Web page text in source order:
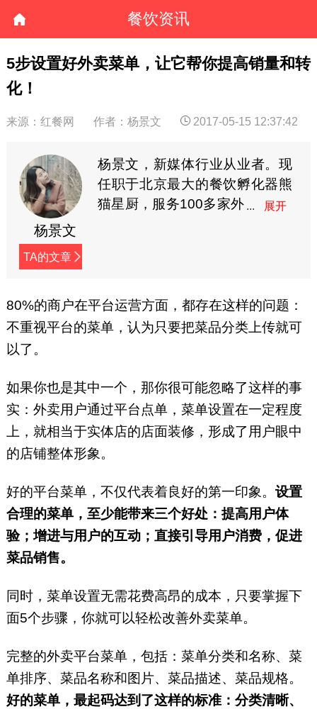
餐饮资讯
5步设置好外卖菜单，让它帮你提高销量和转
化！
来源：红餐网 作者：杨景文 2017-05-15 12:37:42
杨景文
TA的文章
杨景文，新媒体行业从业者。现
任职于北京最大的餐饮孵化器熊
猫星厨，服务100多家外
15238793376）
80%的商户在平台运营方面，都存在这样的问题：
不重视平台的菜单，认为只要把菜品分类上传就可
以了。
如果你也是其中一个，那你很可能忽略了这样的事
实：外卖用户通过平台点单，菜单设置在一定程度
上，就相当于实体店的店面装修，形成了用户眼中
的店铺整体形象。
好的平台菜单，不仅代表着良好的第一印象。 设置
合理的菜单，至少能带来三个好处：提高用户体
验；增进与用户的互动；直接引导用户消费，促进
菜品销售。
同时，菜单设置无需花费高昂的成本，只要掌握下
面5个步骤，你就可以轻松改善外卖菜单。
完整的外卖平台菜单，包括：菜单分类和名称、菜
单排序、菜品名称和图片、菜品描述、菜品规格。
好的菜单，最起码达到了这样的标准：分类清晰、